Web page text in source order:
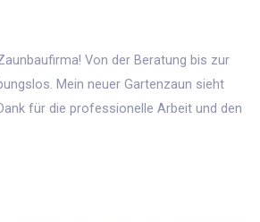
Von der Beratung bis zur
Mein neuer Gartenzaun sieht
für die professionelle Arbeit und den